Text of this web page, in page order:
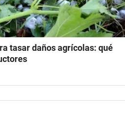
tasar daños agrícolas: qué